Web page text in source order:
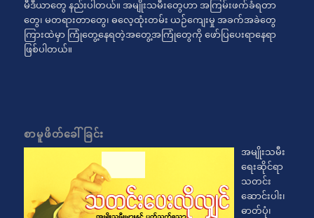
မီဒီယာတွေ နည်းပါတယ်။ အမျိုးသမီးတွေဟာ အကြမ်းဖက်ခံရတာ
တွေ၊ မတရားတာတွေ၊ ဓလေ့ထုံးတမ်း ယဉ်ကျေးမှု အခက်အခဲတွေ
ကြားထဲမှာ ကြုံတွေ့နေရတဲ့အတွေ့အကြုံတွေကို ဖော်ပြပေးရာနေရာ
ဖြစ်ပါတယ်။
စာမူဖိတ်ခေါ်ခြင်း
အမျိုးသမီး
ရေးဆိုင်ရာ
သတင်း
ဆောင်းပါး၊
ဓာတ်ပုံ၊